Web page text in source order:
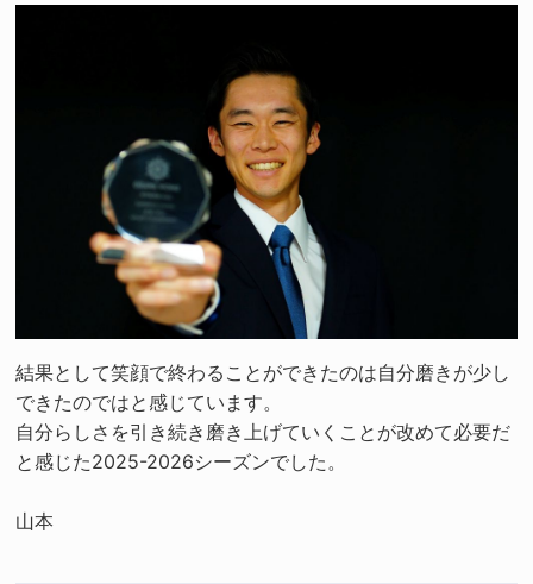
結果として笑顔で終わることができたのは自分磨きが少し
できたのではと感じています。
自分らしさを引き続き磨き上げていくことが改めて必要だ
と感じた2025-2026シーズンでした。
山本